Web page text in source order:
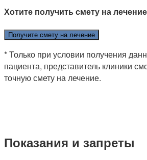
Хотите получить смету на
Получите смету на лечение
* Только при условии получения
пациента, представитель клиники
точную смету на лечение.
Показания и запреты